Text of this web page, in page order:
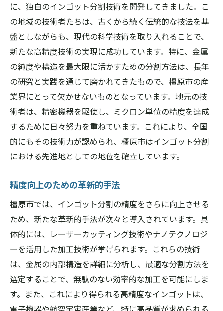
に、独自のインゴット分割技術を開発してきました。こ
の地域の技術者たちは、古くから続く伝統的な技法を基
盤としながらも、現代の科学技術を取り入れることで、
新たな高精度技術の実現に成功しています。特に、金属
の純度や構造を最大限に活かすための分割方法は、長年
の研究と実践を通じて磨かれてきたもので、橿原市の産
業界にとって欠かせないものとなっています。地元の技
術者は、精密機器を駆使し、ミクロン単位の精度を達成
するために日々努力を重ねています。これにより、全国
的にもその技術力が認められ、橿原市はインゴット分割
における先進地としての地位を確立しています。
精度向上のための革新的手法
橿原市では、インゴット分割の精度をさらに向上させる
ため、新たな革新的手法が次々と導入されています。具
体的には、レーザーカッティング技術やナノテクノロジ
ーを活用した加工技術が挙げられます。これらの技術
は、金属の内部構造を詳細に分析し、最適な分割方法を
選定することで、無駄のない効率的な加工を可能にしま
す。また、これにより得られる高精度なインゴットは、
電子機器や航空宇宙産業など、特に高品質が求められる